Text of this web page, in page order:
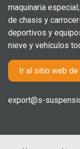
maquinaria
de chasis y
deportivos y
nieve y vehículos
Ir al sitio web de
export@s-